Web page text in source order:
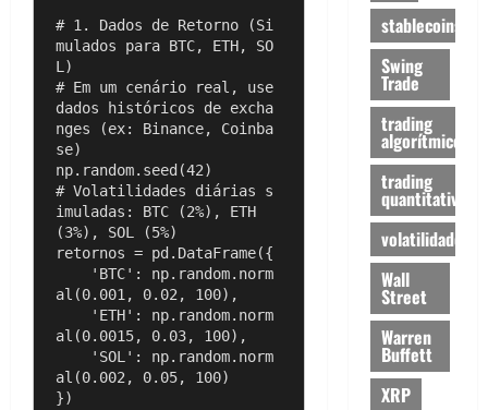
# 1. Dados de Retorno (Si
mulados para BTC, ETH, SO
L)
# Em um cenário real, use
dados históricos de excha
nges (ex: Binance, Coinba
se)
np.random.seed(42)
# Volatilidades diárias s
imuladas: BTC (2%), ETH
(3%), SOL (5%)
retornos = pd.DataFrame({
al(0.001, 0.02, 100),
al(0.0015, 0.03, 100),
al(0.002, 0.05, 100)
})
stablecoins
Swing
Trade
trading
algorítmico
trading
quantitativo
volatilidade
Wall
Street
Warren
Buffett
XRP